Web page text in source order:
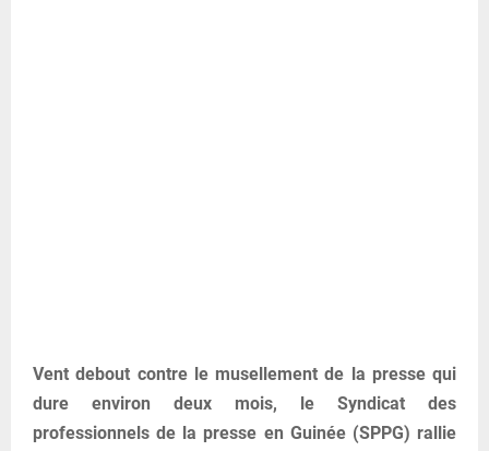
Vent debout contre le musellement de la presse qui
dure environ deux mois, le Syndicat des
professionnels de la presse en Guinée (SPPG) rallie